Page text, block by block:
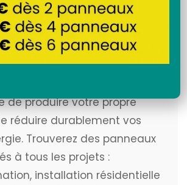
Recherche
sélection depanneaux
de produire votre propre
réduire durablement vos
Trouverez des panneaux
à tous les projets :
installation résidentielle